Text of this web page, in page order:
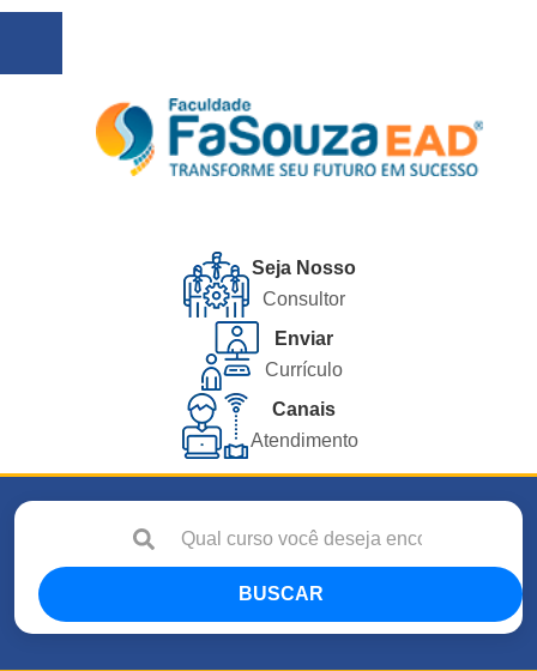
Seja Nosso
Consultor
Enviar
Currículo
Canais
Atendimento
BUSCAR